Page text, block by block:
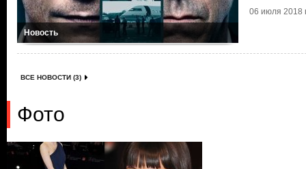
Новость
06 июля 2018
ВСЕ НОВОСТИ (3)
Фото